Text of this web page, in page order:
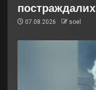
постраждалих
07.08.2026 soel